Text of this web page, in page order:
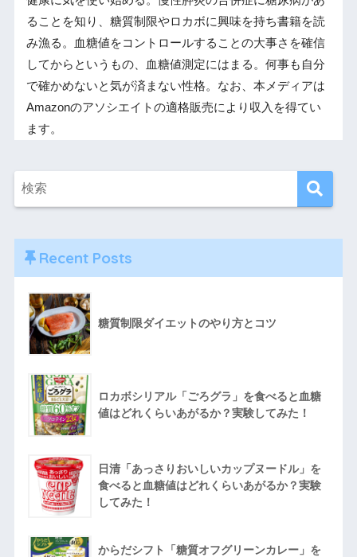
ることを知り、糖質制限やロカボに興味を持ち書籍を読
み漁る。血糖値をコントロールすることの大事さを確信
してからというもの、血糖値測定にはまる。何事も自分
で確かめないと気が済まない性格。なお、本メディアは
Amazonのアソシエイトの適格販売により収入を得てい
ます。
Recent Posts
糖質制限ダイエットのやり方とコツ
ロカボシリアル「ごろグラ」を食べると血糖
値はどれくらいあがるか？実験してみた！
日清「あっさりおいしいカップヌードル」を
食べると血糖値はどれくらいあがるか？実験
してみた！
からだシフト「糖質オフグリーンカレー」を